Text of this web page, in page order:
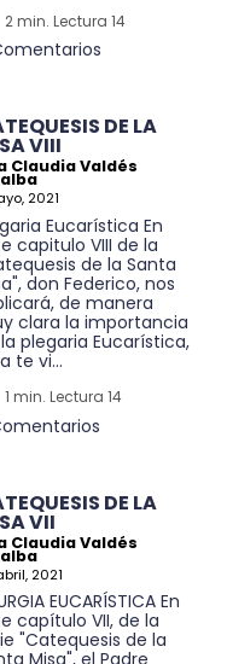
2 min. Lectura 14
DE LA
VIII
Claudia Valdés
2021
Eucarística En
capitulo VIII de la
de la Santa
don Federico, nos
de manera
clara la importancia
plegaria Eucarística,
te vi...
1 min. Lectura 14
DE LA
VII
Claudia Valdés
2021
EUCARÍSTICA En
capítulo VII, de la
"Catequesis de la